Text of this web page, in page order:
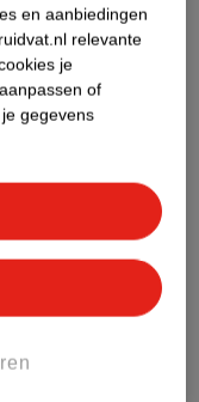
en aanbiedingen
relevante
je
of
gegevens